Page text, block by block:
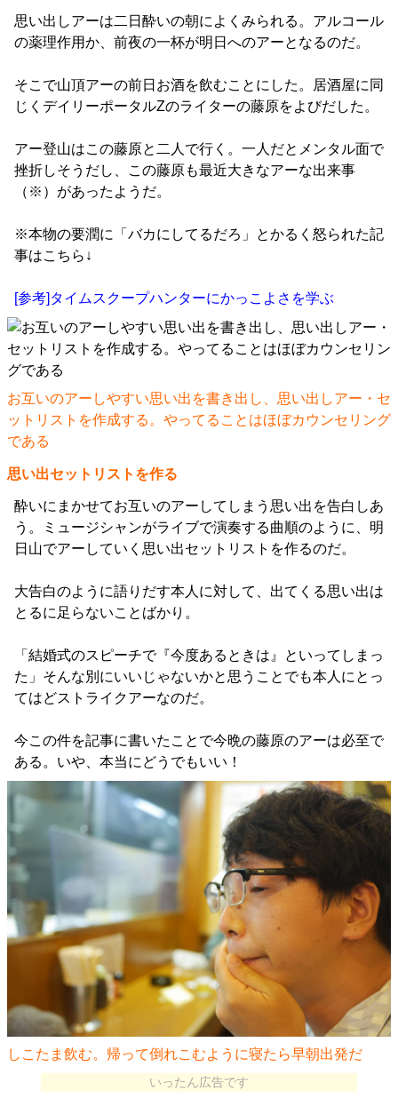
思い出しアーは二日酔いの朝によくみられる。アルコール
の薬理作用か、前夜の一杯が明日へのアーとなるのだ。
そこで山頂アーの前日お酒を飲むことにした。居酒屋に同
じくデイリーポータルZのライターの藤原をよびだした。
アー登山はこの藤原と二人で行く。一人だとメンタル面で
挫折しそうだし、この藤原も最近大きなアーな出来事
（※）があったようだ。
※本物の要潤に「バカにしてるだろ」とかるく怒られた記
事はこちら↓
[参考]タイムスクープハンターにかっこよさを学ぶ
お互いのアーしやすい思い出を書き出し、思い出しアー・セ
ットリストを作成する。やってることはほぼカウンセリング
である
思い出セットリストを作る
酔いにまかせてお互いのアーしてしまう思い出を告白しあ
う。ミュージシャンがライブで演奏する曲順のように、明
日山でアーしていく思い出セットリストを作るのだ。
大告白のように語りだす本人に対して、出てくる思い出は
とるに足らないことばかり。
「結婚式のスピーチで『今度あるときは』といってしまっ
た」そんな別にいいじゃないかと思うことでも本人にとっ
てはどストライクアーなのだ。
今この件を記事に書いたことで今晩の藤原のアーは必至で
ある。いや、本当にどうでもいい！
しこたま飲む。帰って倒れこむように寝たら早朝出発だ
いったん広告です